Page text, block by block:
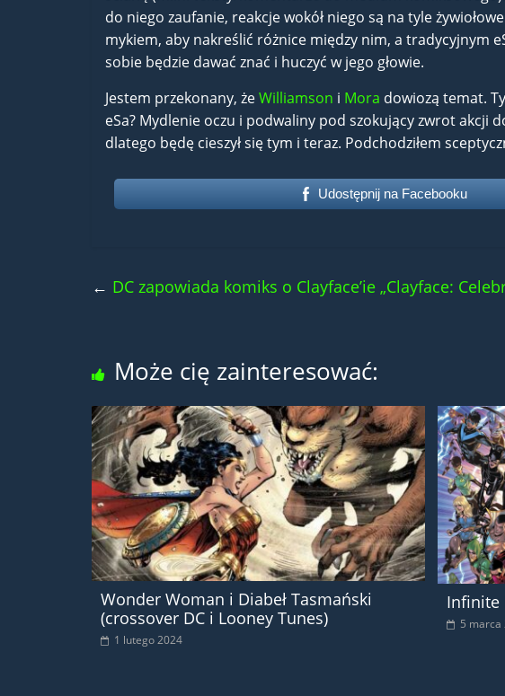
do niego zaufanie, reakcje wokół niego są na tyle
mykiem, aby nakreślić różnice między nim, a tradycyjnym
sobie będzie dawać znać i huczyć w jego głowie.
Jestem przekonany, żeWilliamson i Mora dowiozą temat.
eSa? Mydlenie oczu i podwaliny pod szokujący zwrot akcji
dlatego będę cieszył się tym i teraz. Podchodziłem
Udostępnij na Facebooku
← DC zapowiada komiks o Clayface’ie „Clayface:
Może cię zainteresować:
Wonder Woman i Diabeł Tasmański
(crossover DC i Looney Tunes)
1 lutego 2024
Infinite
5 marca